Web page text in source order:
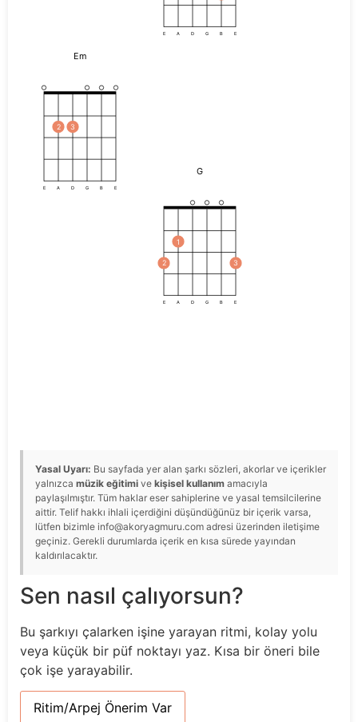
E A D G B E
Em
2 3
E A D G B E
G
2
1
3
E A D G B E
Yasal Uyarı: Bu sayfada yer alan şarkı sözleri, akorlar ve içerikler
yalnızca müzik eğitimi ve kişisel kullanım amacıyla
paylaşılmıştır. Tüm haklar eser sahiplerine ve yasal temsilcilerine
aittir. Telif hakkı ihlali içerdiğini düşündüğünüz bir içerik varsa,
lütfen bizimle info@akoryagmuru.com adresi üzerinden iletişime
geçiniz. Gerekli durumlarda içerik en kısa sürede yayından
kaldırılacaktır.
Sen nasıl çalıyorsun?
Bu şarkıyı çalarken işine yarayan ritmi, kolay yolu
veya küçük bir püf noktayı yaz. Kısa bir öneri bile
çok işe yarayabilir.
Ritim/Arpej Önerim Var